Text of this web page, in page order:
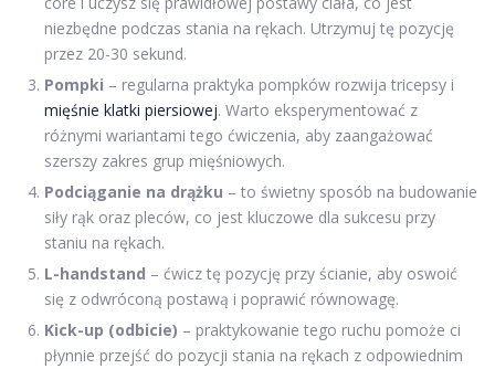
niezbędne podczas stania na rękach. Utrzymuj tę pozycję
przez 20-30 sekund.
Pompki – regularna praktyka pompków rozwija tricepsy i
mięśnie klatki piersiowej. Warto eksperymentować z
różnymi wariantami tego ćwiczenia, aby zaangażować
szerszy zakres grup mięśniowych.
Podciąganie na drążku – to świetny sposób na budowanie
siły rąk oraz pleców, co jest kluczowe dla sukcesu przy
staniu na rękach.
L-handstand – ćwicz tę pozycję przy ścianie, aby oswoić
się z odwróconą postawą i poprawić równowagę.
Kick-up (odbicie) – praktykowanie tego ruchu pomoże ci
płynnie przejść do pozycji stania na rękach z odpowiednim